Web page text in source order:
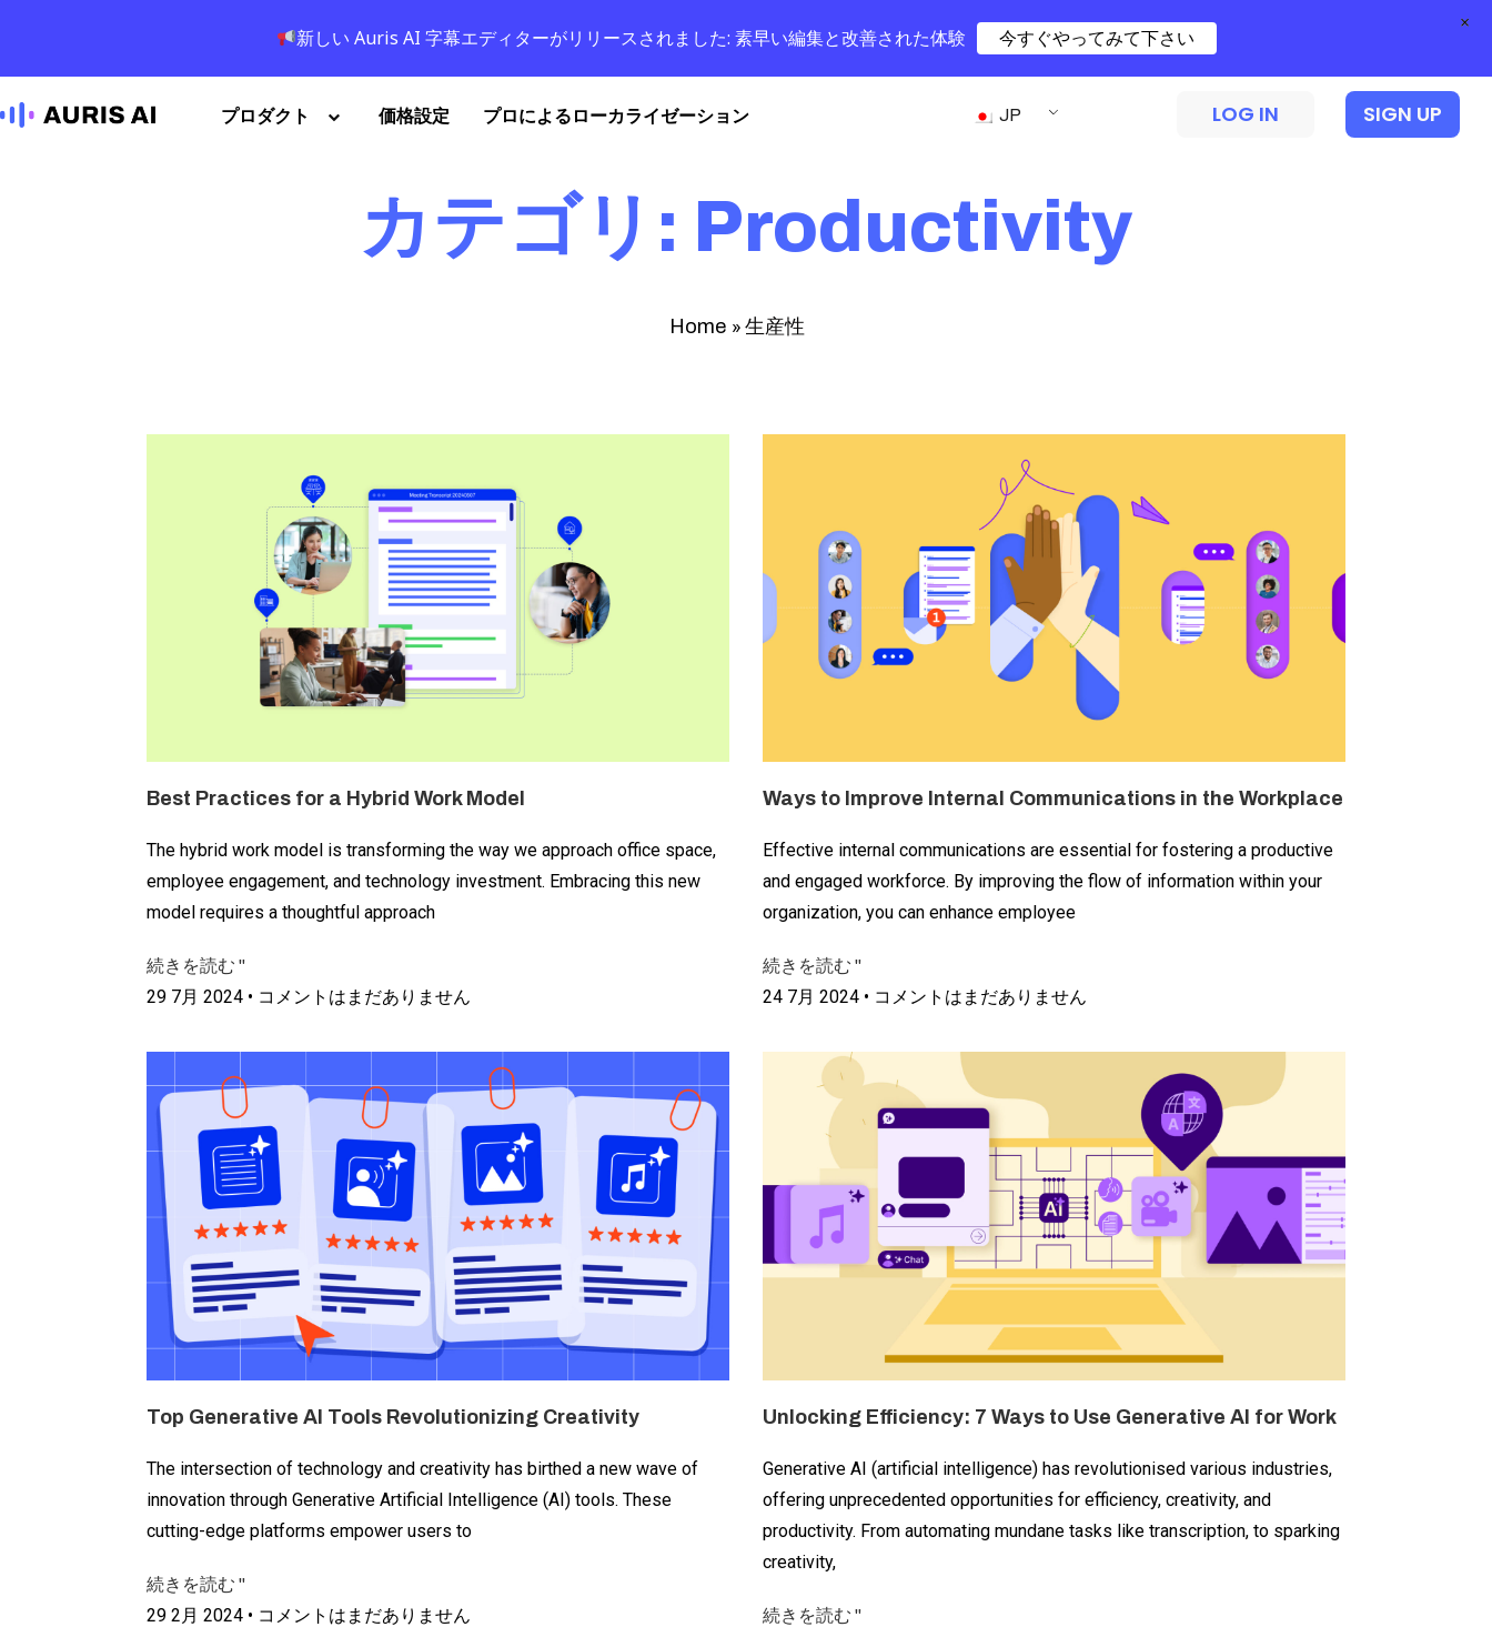
プロダクト 価格設定 プロによるローカライゼーション JP LOG IN SIGN UP
カテゴリ: Productivity
Home » 生産性
Best Practices for a Hybrid Work Model
The hybrid work model is transforming the way we approach office space,
employee engagement, and technology investment. Embracing this new
model requires a thoughtful approach
続きを読む "
29 7月 2024 コメントはまだありません
Ways to Improve Internal Communications in the Workplace
Effective internal communications are essential for fostering a productive
and engaged workforce. By improving the flow of information within your
organization, you can enhance employee
続きを読む "
24 7月 2024 コメントはまだありません
Top Generative AI Tools Revolutionizing Creativity
The intersection of technology and creativity has birthed a new wave of
innovation through Generative Artificial Intelligence (AI) tools. These
cutting-edge platforms empower users to
続きを読む "
29 2月 2024 コメントはまだありません
Unlocking Efficiency: 7 Ways to Use Generative AI for Work
Generative AI (artificial intelligence) has revolutionised various industries,
offering unprecedented opportunities for efficiency, creativity, and
productivity. From automating mundane tasks like transcription, to sparking
creativity,
続きを読む "
新しい Auris AI 字幕エディターがリリースされました: 素早い編集と改善された体験 今すぐやってみて下さい
×